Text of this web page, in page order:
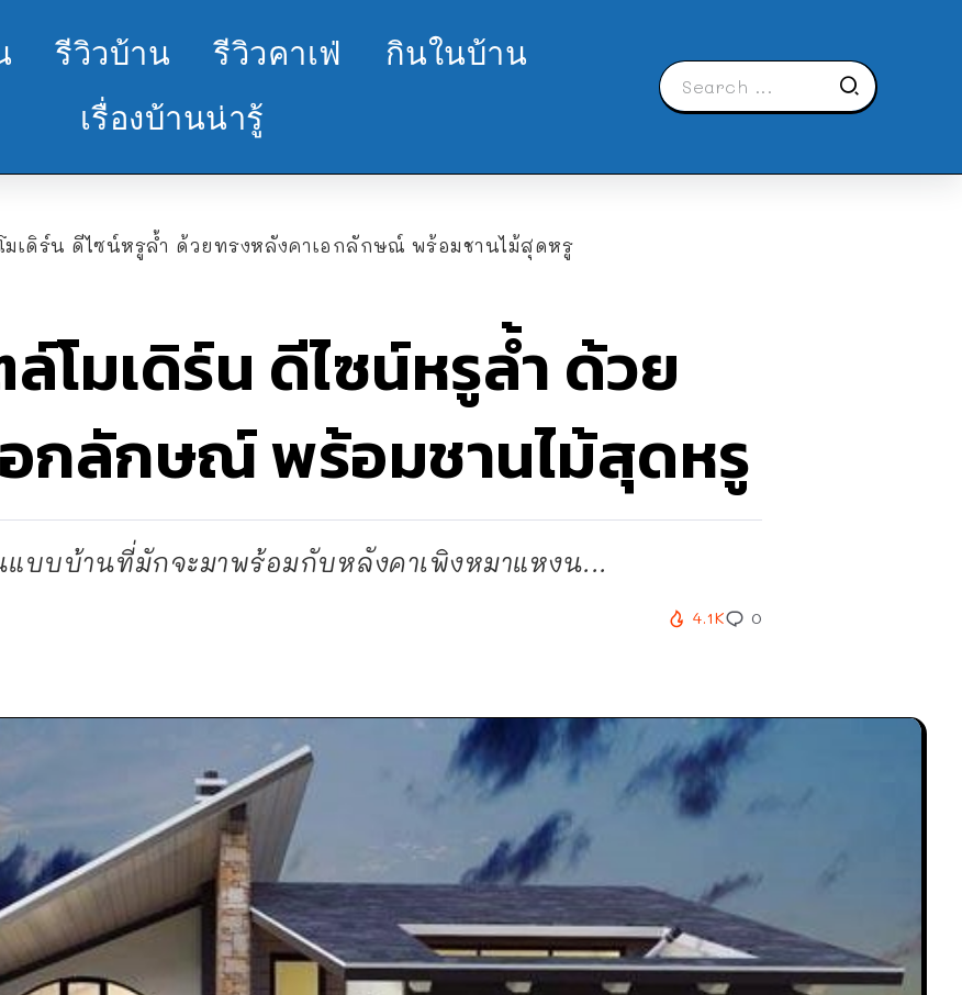
รีวิวบ้าน รีวิวคาเฟ่
กินในบ้าน
เรื่องบ้านน่ารู้
เดิร์น ดีไซน์หรูล้ำ ด้วยทรงหลังคาเอกลักษณ์ พร้อมชานไม้สุดหรู
โมเดิร์น ดีไซน์หรูล้ำ ด้วย
กลักษณ์ พร้อมชานไม้สุดหรู
บบบ้านที่มักจะมาพร้อมกับหลังคาเพิงหมาแหงน...
4.1K 0